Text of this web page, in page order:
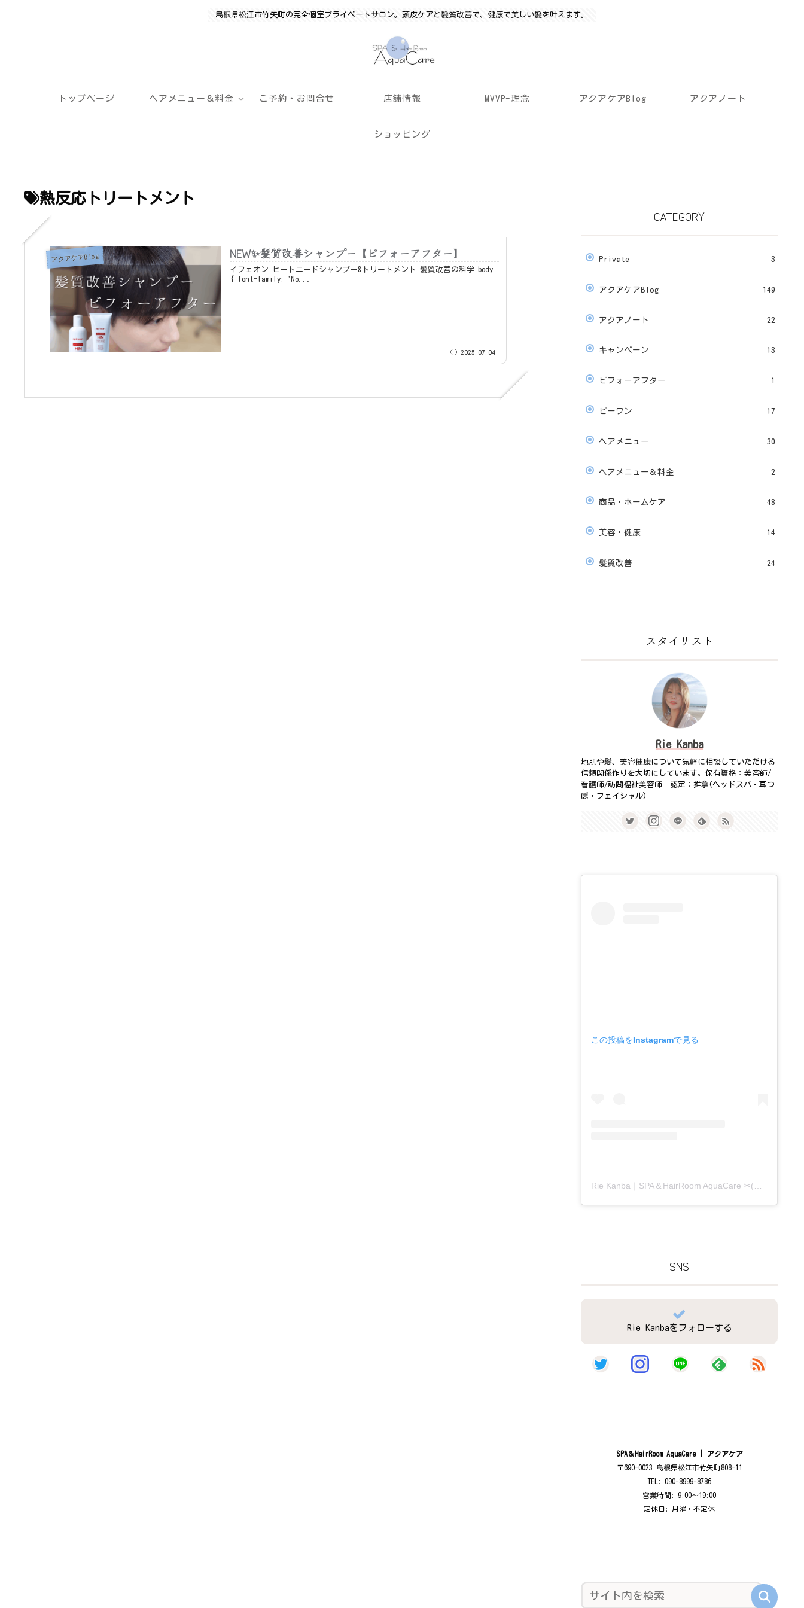
島根県松江市竹矢町の完全個室プライベートサロン。頭皮ケアと髪質改善で、健康で美しい髪を叶えます。
トップページ ヘアメニュー＆料金 ご予約・お問合せ 店舗情報 MVVP-理念 アクアケアBlog アクアノート
ショッピング
熱反応トリートメント
アクアケアBlog NEW✨髪質改善シャンプー【ビフォーアフター】
イフェオン ヒートニードシャンプー&トリートメント 髪質改善の科学 body
{ font-family: 'No...
2025.07.04
CATEGORY
Private 3
アクアケアBlog 149
アクアノート 22
キャンペーン 13
ビフォーアフター 1
ビーワン 17
ヘアメニュー 30
ヘアメニュー＆料金 2
商品・ホームケア 48
美容・健康 14
髪質改善 24
スタイリスト
Rie Kanba
地肌や髪、美容健康について気軽に相談していただける
信頼関係作りを大切にしています。保有資格：美容師/
看護師/訪問福祉美容師｜認定：推拿(ヘッドスパ・耳つ
ぼ・フェイシャル)
この投稿をInstagramで見る
SNS
Rie Kanbaをフォローする
SPA＆HairRoom AquaCare | アクアケア
〒690-0023 島根県松江市竹矢町808-11
TEL: 090-8999-8786
営業時間: 9:00〜19:00
定休日: 月曜・不定休